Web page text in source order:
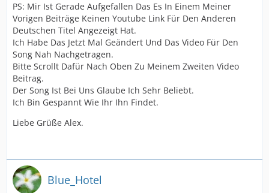
PS: Mir Ist Gerade Aufgefallen Das Es In Einem Meiner
Vorigen Beiträge Keinen Youtube Link Für Den Anderen
Deutschen Titel Angezeigt Hat.
Ich Habe Das Jetzt Mal Geändert Und Das Video Für Den
Song Nah Nachgetragen.
Bitte Scrollt Dafür Nach Oben Zu Meinem Zweiten Video
Beitrag.
Der Song Ist Bei Uns Glaube Ich Sehr Beliebt.
Ich Bin Gespannt Wie Ihr Ihn Findet.
Liebe Grüße Alex.
Blue_Hotel